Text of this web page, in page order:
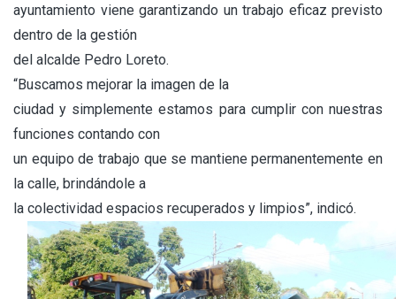
ayuntamiento viene garantizando un trabajo eficaz previsto
dentro de la gestión
del alcalde Pedro Loreto.
“Buscamos mejorar la imagen de la
ciudad y simplemente estamos para cumplir con nuestras
funciones contando con
un equipo de trabajo que se mantiene permanentemente en
la calle, brindándole a
la colectividad espacios recuperados y limpios”, indicó.